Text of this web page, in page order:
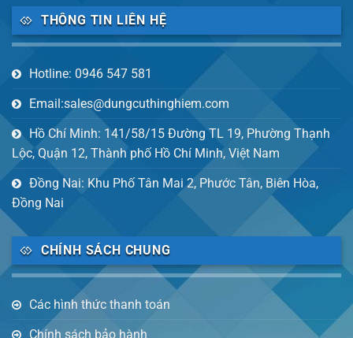
THÔNG TIN LIÊN HỆ
Hotline: 0946 547 581
Email:sales@dungcuthinghiem.com
Hồ Chí Minh: 141/58/15 Đường TL 19, Phường Thạnh
Lộc, Quận 12, Thành phố Hồ Chí Minh, Việt Nam
Đồng Nai: Khu Phố Tân Mai 2, Phước Tân, Biên Hòa,
Đồng Nai
CHÍNH SÁCH CHUNG
Các hình thức thanh toán
Chính sách bảo hành